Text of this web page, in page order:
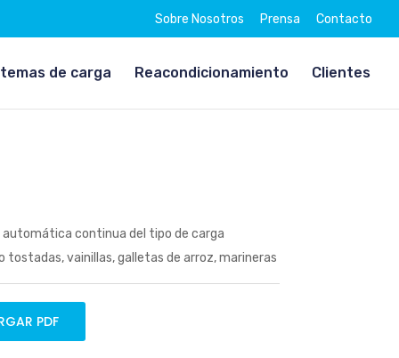
Sobre Nosotros Prensa Contacto
de carga Reacondicionamiento Clientes
automática continua del tipo de carga
vainillas, galletas de arroz, marineras
PDF